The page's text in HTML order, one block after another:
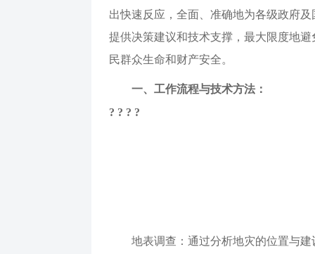
出快速反应，全面、准确地为各级政府
提供决策建议和技术支撑，最大限度地
民群众生命和财产安全。
一、工作流程与技术方法：
? ? ? ?
地表调查：通过分析地灾的位置与